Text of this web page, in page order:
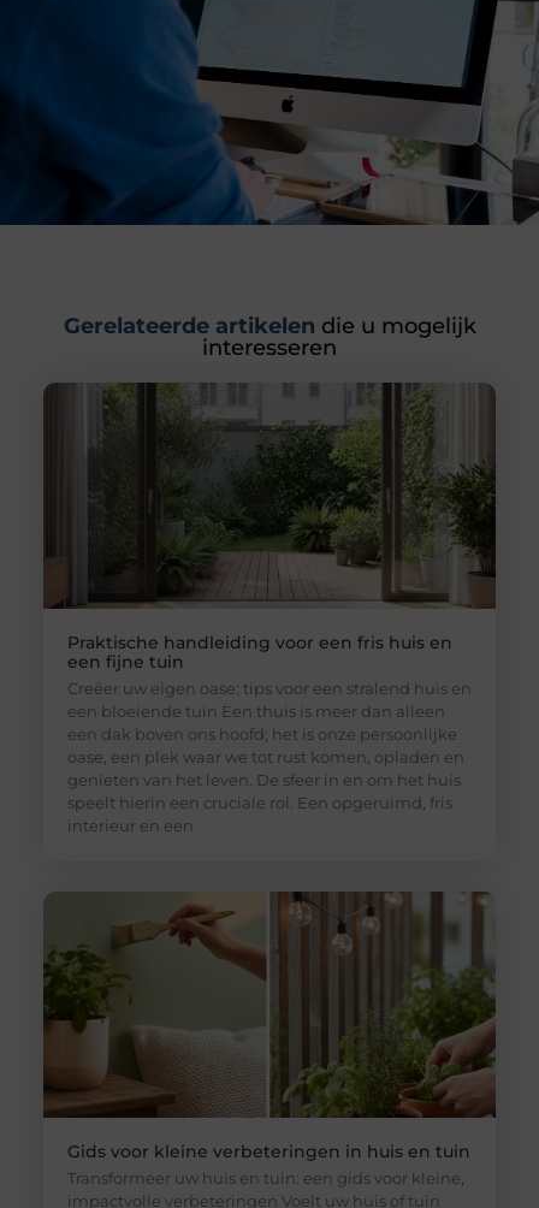
Gerelateerde artikelen die u mogelijk
interesseren
Praktische handleiding voor een fris huis en
een fijne tuin
Creëer uw eigen oase: tips voor een stralend huis en
een bloeiende tuin Een thuis is meer dan alleen
een dak boven ons hoofd; het is onze persoonlijke
oase, een plek waar we tot rust komen, opladen en
genieten van het leven. De sfeer in en om het huis
speelt hierin een cruciale rol. Een opgeruimd, fris
interieur en een
Gids voor kleine verbeteringen in huis en tuin
Transformeer uw huis en tuin: een gids voor kleine,
impactvolle verbeteringen Voelt uw huis of tuin